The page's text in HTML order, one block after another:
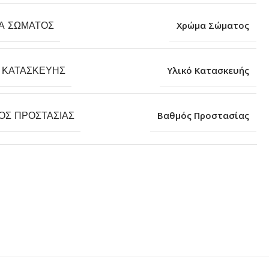
ΣΏΜΑΤΟΣ Χρώμα Σώματος
ΚΑΤΑΣΚΕΥΉΣ Υλικό Κατασκευής
ΠΡΟΣΤΑΣΊΑΣ Βαθμός Προστασίας